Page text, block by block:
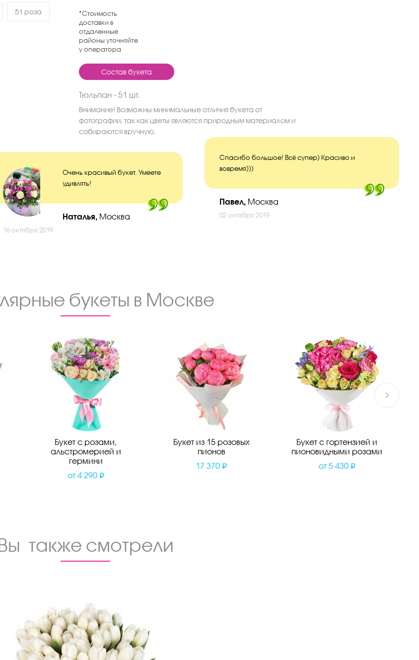
51 роза
*Стоимость
доставки в
отдаленные
районы уточняйте
у оператора
Состав букета
Тюльпан - 51 шт.
Внимание! Возможны минимальные отличия букета от
фотографии, так как цветы являются природным материалом и
собираются вручную.
Очень красивый букет. Умеете
удивлять!
Наталья, Москва
16 октября 2019
Спасибо большое! Всё супер) Красиво и
вовремя)))
Павел, Москва
02 октября 2019
букеты в Москве
Букет с розами,
альстромерией и
гермини
от 4 290
Букет из 15 розовых
пионов
17 370
Букет с гортензией и
пионовидными розами
от 5 430
также смотрели